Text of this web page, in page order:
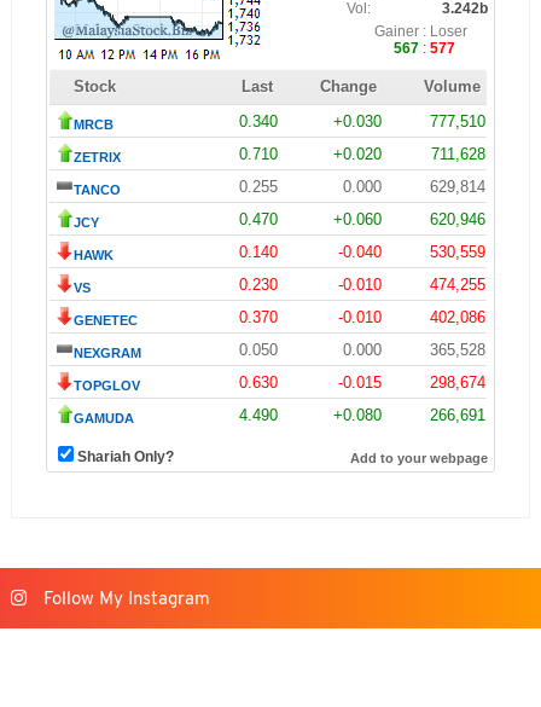
Follow My Instagram